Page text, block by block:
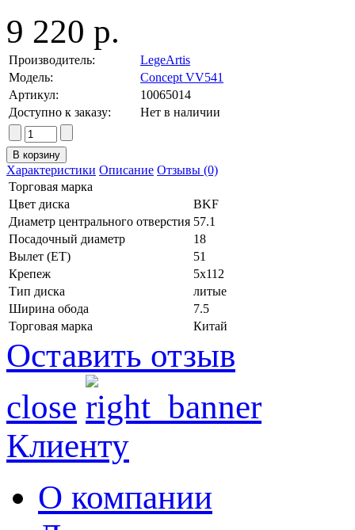
9 220 р.
Производитель:
LegeArtis
Модель:
Concept VV541
Артикул:
10065014
Доступно к заказу:
Нет в наличии
Характеристики Описание Отзывы (0)
Торговая марка
Цвет диска
BKF
Диаметр центрального отверстия 57.1
Посадочный диаметр
18
Вылет (ET)
51
Крепеж
5x112
Тип диска
литые
Ширина обода
7.5
Торговая марка
Китай
Оставить отзыв
close
Клиенту
О компании